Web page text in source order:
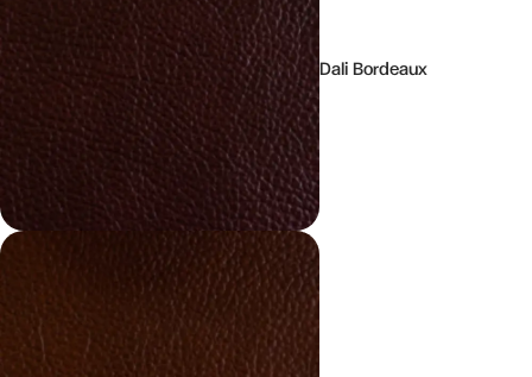
Dali Bordeaux